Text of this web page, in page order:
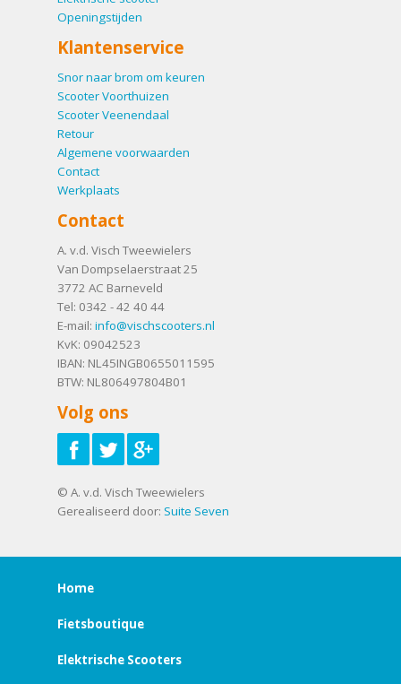
Openingstijden
Klantenservice
Snor naar brom om keuren
Scooter Voorthuizen
Scooter Veenendaal
Retour
Algemene voorwaarden
Contact
Werkplaats
Contact
A. v.d. Visch Tweewielers
Van Dompselaerstraat 25
3772 AC Barneveld
Tel: 0342 - 42 40 44
E-mail: info@vischscooters.nl
KvK: 09042523
IBAN: NL45INGB0655011595
BTW: NL806497804B01
Volg ons
© A. v.d. Visch Tweewielers
Gerealiseerd door: Suite Seven
Home
Fietsboutique
Elektrische Scooters